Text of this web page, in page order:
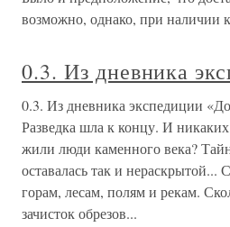
возможно, однако, при наличии
0.3. Из дневника
0.3. Из дневника экспедиции
Разведка шла к концу. И никаких
жили люди каменного века?
оставалась так и нераскрытой...
горам, лесам, полям и рекам.
зачисток обрезов...